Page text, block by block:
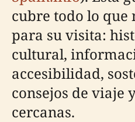
cubre todo lo que
para su visita:
cultural,
accesibilidad,
consejos de viaje
cercanas.